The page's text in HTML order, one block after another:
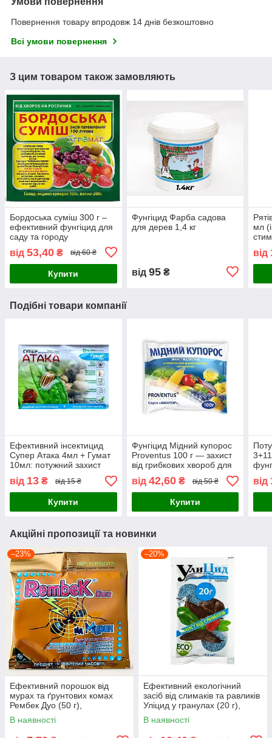
Повернення товару впродовж 14 днів безкоштовно
Всі умови повернення
З цим товаром також замовляють
Бордоська суміш 300 г –
ефективний фунгіцид для
саду та городу
від 53,40 ₴ від 60 ₴
Купити
Фунгіцид Фарба садова
для дерев 1,4 кг
від 95₴
мл
від
Подібні товари компанії
Ефективний інсектицид
Супер Атака 4мл + Гумат
10мл: потужний захист
рослин від колорадського
жука, попелиці, кліщів та
стимулятор
від 13 ₴ від 15 ₴
Купити
Фунгіцид Мідний купорос
Proventus 100 г — захист
від грибкових хвороб для
саду та городу
від 42,60₴ від 50 ₴
Купити
від
Акційні пропозиції та новинки
–23%
Ефективний порошок від
мурах та ґрунтових комах
Рембек Дуо (50 г),
інсектицидна принада
присипка, ONS
В наявності
–20%
Ефективний екологічний
засіб від слимаків та равликів
Уліцид у гранулах (20 г),
натуральний молюскоцид,
ONS
В наявності